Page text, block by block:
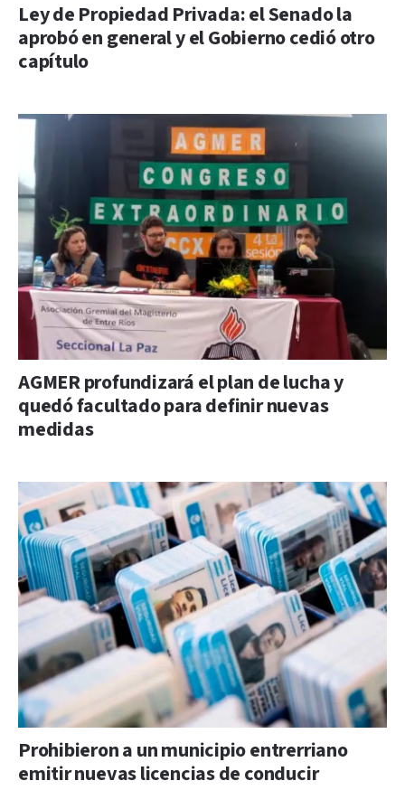
Ley de Propiedad Privada: el Senado la
aprobó en general y el Gobierno cedió otro
capítulo
AGMER profundizará el plan de lucha y
quedó facultado para definir nuevas
medidas
Prohibieron a un municipio entrerriano
emitir nuevas licencias de conducir